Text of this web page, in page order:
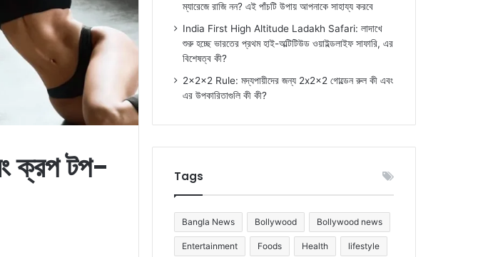
ক্রপ টপ-
ম্যারেজে রাজি নন? এই পাঁচটি উপায় আপনাকে সাহায্য করবে
India First High Altitude Ladakh Safari: লাদাখে
শুরু হচ্ছে ভারতের প্রথম হাই-অল্টিটিউড ওয়াইল্ডলাইফ সাফারি, এর
বিশেষত্ব কী?
2x2x2 Rule: মদ্যপায়ীদের জন্য 2x2x2 গোল্ডেন রুল কী এবং
এর উপকারিতাগুলি কী কী?
Tags
Bangla News Bollywood Bollywood news
Entertainment Foods Health lifestyle